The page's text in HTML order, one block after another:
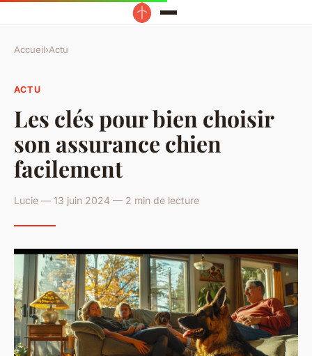
Accueil›Actu
ACTU
Les clés pour bien choisir
son assurance chien
facilement
Lucie — 13 juin 2024 — 2 min de lecture